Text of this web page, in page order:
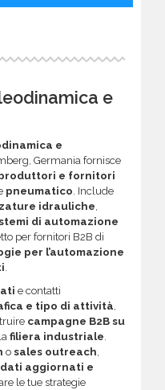
e
e
Germania fornisce
e fornitori
pneumatico. Include
idrauliche,
di automazione
per fornitori B2B di
per l’automazione
.
e contatti
e tipo di attività,
campagne B2B su
filiera industriale.
o sales outreach,
dati aggiornati e
le tue strategie